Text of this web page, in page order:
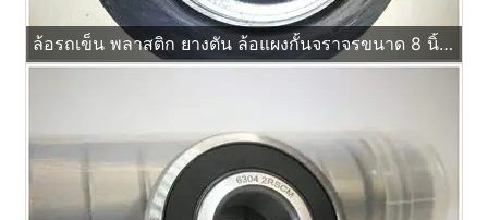
ล้อรถเข็น พลาสติก ยางตัน ล้อแผงกั้นจราจรขนาด 8 นิ้ว รูบูช ไม่ใช้ลูกปืน